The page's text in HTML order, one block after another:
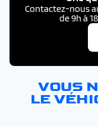
Contactez-nous
de 9h à
VOUS
LE